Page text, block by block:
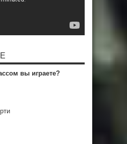
вы играете?